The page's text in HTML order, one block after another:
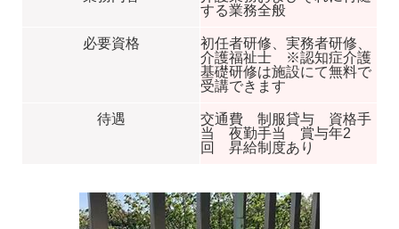
する業務全般
必要資格
初任者研修、実務者研修、
介護福祉士 ※認知症介護
基礎研修は施設にて無料で
受講できます
待遇
交通費 制服貸与 資格手
当 夜勤手当 賞与年2
回 昇給制度あり